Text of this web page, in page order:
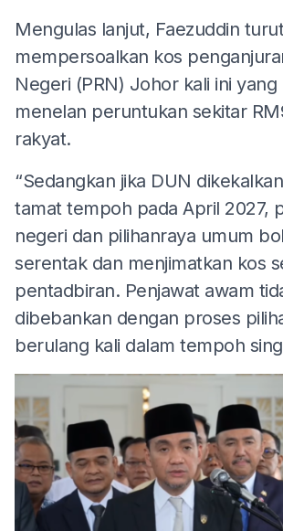
Mengulas lanjut, Faezuddin turut
mempersoalkan kos
Negeri (PRN) Johor kali ini yang
menelan peruntukan sekitar
rakyat.
“Sedangkan jika DUN
tamat tempoh pada April 2027,
negeri dan pilihanraya umum
serentak dan menjimatkan kos
pentadbiran. Penjawat awam
dibebankan dengan proses
berulang kali dalam tempoh